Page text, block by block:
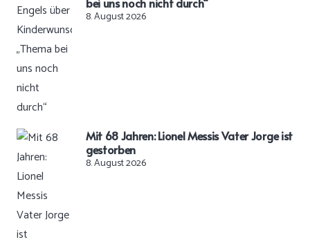
8. August 2026
Mit 68 Jahren: Lionel Messis Vater Jorge ist
gestorben
8. August 2026